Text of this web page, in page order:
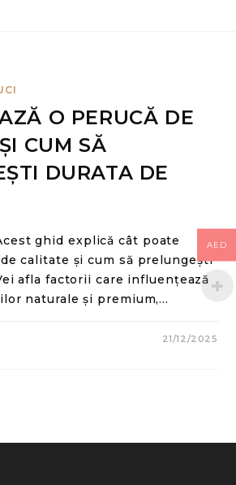
O PERUCĂ DE
CUM SĂ
DURATA DE
ghid explică cât poate
calitate și cum să prelungești
afla factorii care influențează
naturale și premium,…
21/12/2025
AED